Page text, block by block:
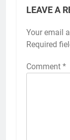
LEAVE A
Your email
Required
Comment *